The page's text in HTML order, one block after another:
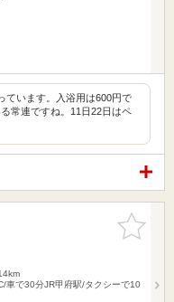
ています。入浴用は600円で
常連ですね。11日22日はペ
お気に入
りに追加
車で30分JR甲府駅/タクシーで10